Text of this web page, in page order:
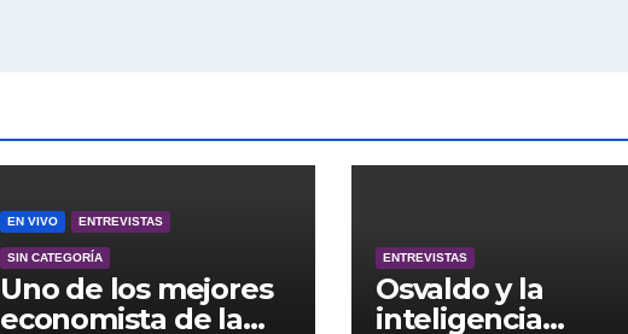
EN VIVO ENTREVISTAS
SIN CATEGORÍA
Uno de los mejores
economista de la
ENTREVISTAS
Osvaldo y la
inteligencia